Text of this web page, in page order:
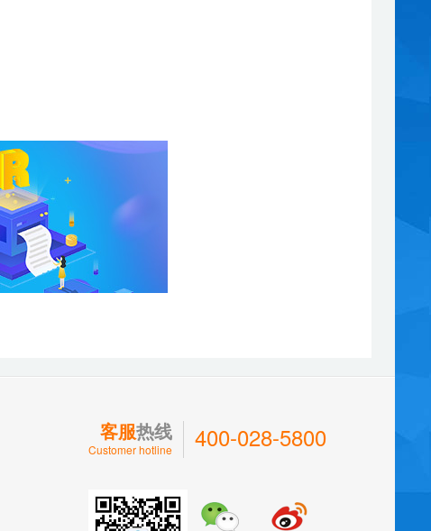
客服热线
Customer hotline 400-028-5800